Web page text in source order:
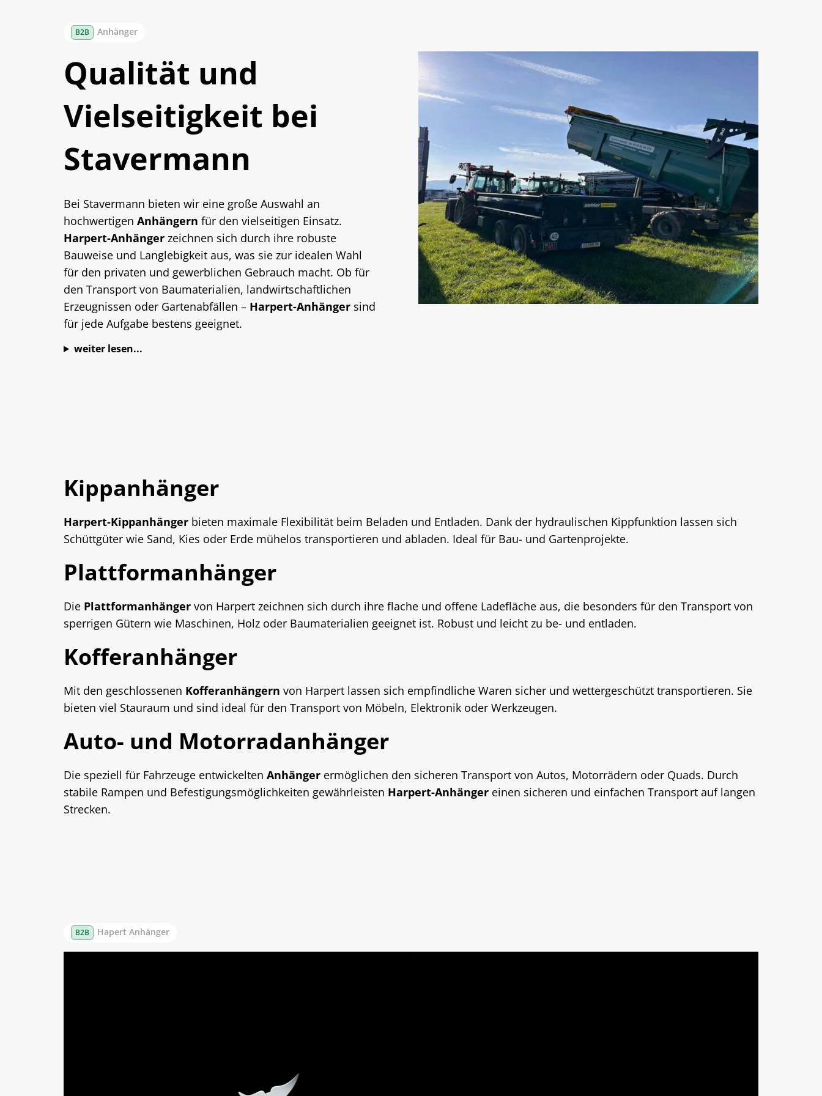
Anhänger
Qualität und
Vielseitigkeit bei
Stavermann
Bei Stavermann bieten wir eine große Auswahl an
hochwertigen Anhängern für den vielseitigen Einsatz.
Harpert-Anhänger zeichnen sich durch ihre robuste
Bauweise und Langlebigkeit aus, was sie zur idealen Wahl
für den privaten und gewerblichen Gebrauch macht. Ob für
den Transport von Baumaterialien, landwirtschaftlichen
Erzeugnissen oder Gartenabfällen – Harpert-Anhänger sind
für jede Aufgabe bestens geeignet.
weiter lesen...
Kippanhänger
Harpert-Kippanhänger bieten maximale Flexibilität beim Beladen und Entladen. Dank der hydraulischen Kippfunktion lassen sich
Schüttgüter wie Sand, Kies oder Erde mühelos transportieren und abladen. Ideal für Bau- und Gartenprojekte.
Plattformanhänger
Die Plattformanhänger von Harpert zeichnen sich durch ihre flache und offene Ladefläche aus, die besonders für den Transport von
sperrigen Gütern wie Maschinen, Holz oder Baumaterialien geeignet ist. Robust und leicht zu be- und entladen.
Kofferanhänger
Mit den geschlossenen Kofferanhängern von Harpert lassen sich empfindliche Waren sicher und wettergeschützt transportieren. Sie
bieten viel Stauraum und sind ideal für den Transport von Möbeln, Elektronik oder Werkzeugen.
Auto- und Motorradanhänger
Die speziell für Fahrzeuge entwickelten Anhänger ermöglichen den sicheren Transport von Autos, Motorrädern oder Quads. Durch
stabile Rampen und Befestigungsmöglichkeiten gewährleisten Harpert-Anhänger einen sicheren und einfachen Transport auf langen
Strecken.
Hapert Anhänger